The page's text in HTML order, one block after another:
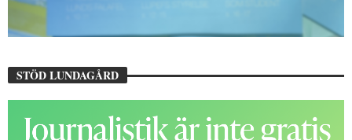
STÖD LUNDAGÅRD